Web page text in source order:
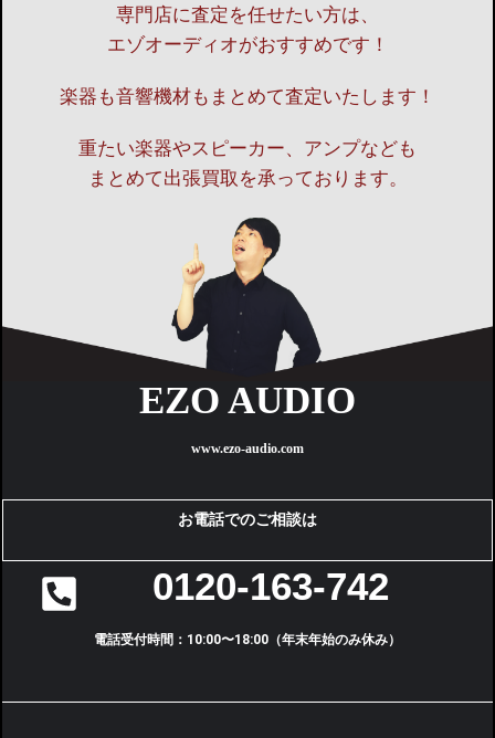
専門店に査定を任せたい方は、
エゾオーディオがおすすめです！
楽器も音響機材もまとめて査定いたします！
重たい楽器やスピーカー、アンプなども
まとめて出張買取を承っております。
EZO AUDIO
www.ezo-audio.com
お電話でのご相談は
0120-163-742
電話受付時間：10:00〜18:00（年末年始のみ休み）